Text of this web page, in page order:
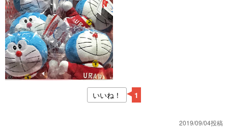
いいね！ 1
2019/09/04投稿